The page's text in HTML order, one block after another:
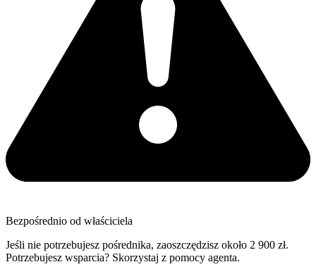
Bezpośrednio od właściciela
Jeśli nie potrzebujesz pośrednika, zaoszczędzisz około 2 900 zł.
Potrzebujesz wsparcia? Skorzystaj z pomocy agenta.